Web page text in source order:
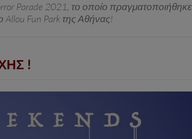
Parade 2021, το οποίο πραγματοποιήθηκε
Fun Park της Αθήνας!
!